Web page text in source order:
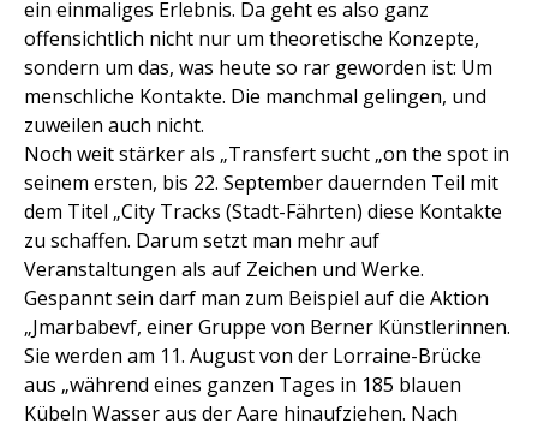
ein einmaliges Erlebnis. Da geht es also ganz
offensichtlich nicht nur um theoretische Konzepte,
sondern um das, was heute so rar geworden ist: Um
menschliche Kontakte. Die manchmal gelingen, und
zuweilen auch nicht.
Noch weit stärker als „Transfert sucht „on the spot in
seinem ersten, bis 22. September dauernden Teil mit
dem Titel „City Tracks (Stadt-Fährten) diese Kontakte
zu schaffen. Darum setzt man mehr auf
Veranstaltungen als auf Zeichen und Werke.
Gespannt sein darf man zum Beispiel auf die Aktion
„Jmarbabevf, einer Gruppe von Berner Künstlerinnen.
Sie werden am 11. August von der Lorraine-Brücke
aus „während eines ganzen Tages in 185 blauen
Kübeln Wasser aus der Aare hinaufziehen. Nach